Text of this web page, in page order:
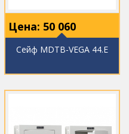
Цена: 50 060
Сейф МDТВ-VEGA 44.E